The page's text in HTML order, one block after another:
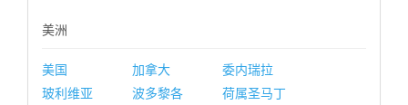
美洲
美国 加拿大
委内瑞拉
玻利维亚
波多黎各
荷属圣马丁